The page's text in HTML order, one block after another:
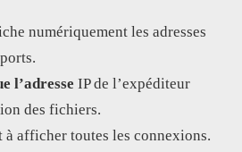
numériquement les adresses
l’adresse IP de l’expéditeur
des fichiers.
à afficher toutes les connexions.